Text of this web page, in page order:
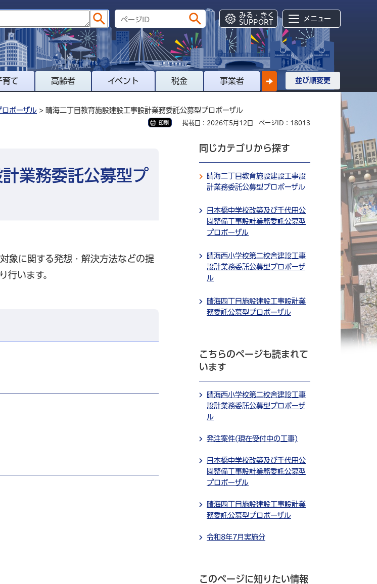
みる・きく
SUPPORT
メニュー
育て 高齢者 イベント 税金 事業者 並び順変更
ポーザル > 晴海二丁目教育施設建設工事設計業務委託公募型プロポーザル
印刷 掲載日：2026年5月12日 ページID：18013
業務委託公募型プ
象に関する発想・解決方法などの提
行います。
同じカテゴリから探す
晴海二丁目教育施設建設工事設
計業務委託公募型プロポーザル
日本橋中学校改築及び千代田公
園整備工事設計業務委託公募型
プロポーザル
晴海西小学校第二校舎建設工事
設計業務委託公募型プロポーザ
ル
晴海四丁目施設建設工事設計業
務委託公募型プロポーザル
こちらのページも読まれて
います
晴海西小学校第二校舎建設工事
設計業務委託公募型プロポーザ
ル
発注案件(現在受付中の工事)
日本橋中学校改築及び千代田公
園整備工事設計業務委託公募型
プロポーザル
晴海四丁目施設建設工事設計業
務委託公募型プロポーザル
令和8年7月実施分
このページに知りたい情報